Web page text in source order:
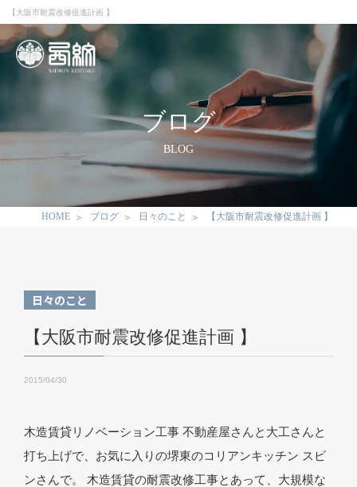
【大阪市耐震改修促進計画 】
ブログ
BLOG
HOME ブログ 日々のこと 【大阪市耐震改修促進計画 】
日々のこと
【大阪市耐震改修促進計画 】
2015/04/30
木造賃貸リノベーション工事 不動産屋さんと大工さんと
打ち上げで、お気に入りの堺東のコリアンキッチン スビ
ンさんで。 木造賃貸の耐震改修工事とあって、大規模な